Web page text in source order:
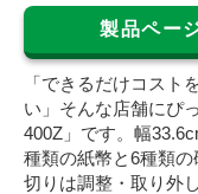
製品ペー
「できるだけコスト
い」そんな店舗にぴ
400Z」です。幅
種類の紙幣と6種類
切りは調整・取り外